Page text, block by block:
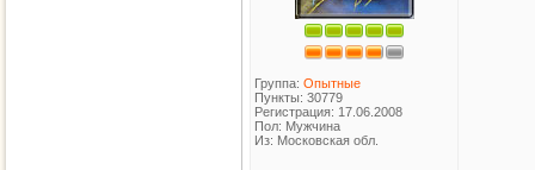
Группа: Опытные
Пункты: 30779
Регистрация: 17.06.2008
Пол: Мужчина
Из: Московская обл.